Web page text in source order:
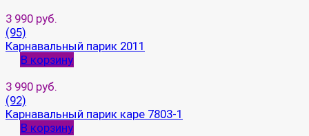
3 990 руб.
(95)
Карнавальный парик 2011
В корзину
3 990 руб.
(92)
Карнавальный парик каре 7803-1
В корзину